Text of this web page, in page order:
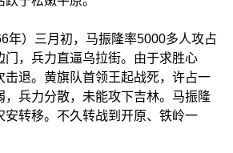
）三月初，马振隆率5000多人攻占
门，兵力直逼乌拉街。由于求胜心
击退。黄旗队首领王起战死，许占一
，兵力分散，未能攻下吉林。马振隆
安转移。不久转战到开原、铁岭一